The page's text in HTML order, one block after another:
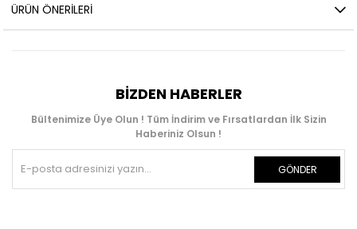
ÜRÜN ÖNERILERI
BIZDEN HABERLER
Bültenimize Üye Olun ! Tüm İndirim ve Fırsatlardan İlk Sizin
Haberiniz Olsun !
GÖNDER